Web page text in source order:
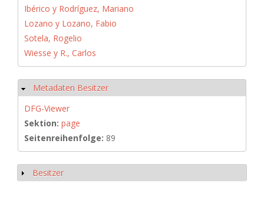
Ibérico y Rodríguez, Mariano
Lozano y Lozano, Fabio
Sotela, Rogelio
Wiesse y R., Carlos
Hide
Metadaten Besitzer
DFG-Viewer
Sektion: page
Seitenreihenfolge: 89
Show
Besitzer